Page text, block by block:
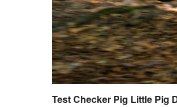
Test Checker Pig Little Pig